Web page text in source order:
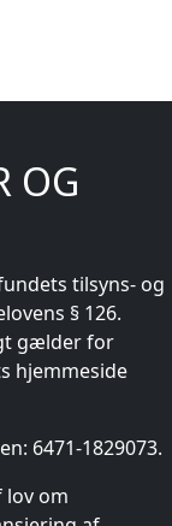
OG
tilsyns- og
§ 126.
gælder for
hjemmeside
6471-1829073.
lov om